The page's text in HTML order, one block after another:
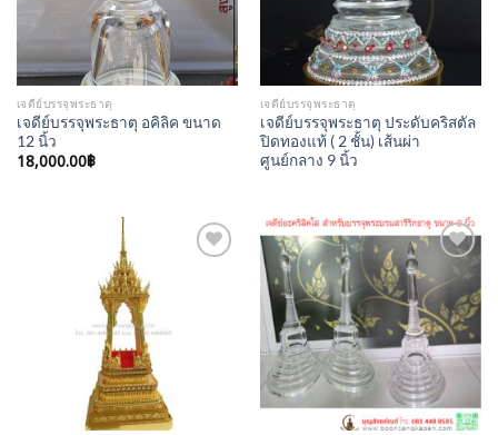
เจดีย์บรรจุพระธาตุ
เจดีย์บรรจุพระธาตุ อคิลิค ขนาด
12 นิ้ว
18,000.00฿
เจดีย์บรรจุพระธาตุ
เจดีย์บรรจุพระธาตุ ประดับคริสตัล
ปิดทองแท้ ( 2 ชั้น) เส้นผ่า
ศูนย์กลาง 9 นิ้ว
Add to
Wishlist